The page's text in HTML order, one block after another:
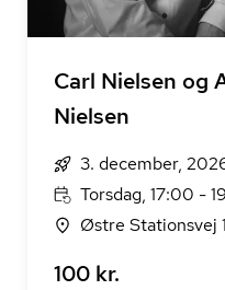
Carl Nielsen og
Nielsen
3. december,
Torsdag, 17:00 -
Østre Stationsvej
100 kr.